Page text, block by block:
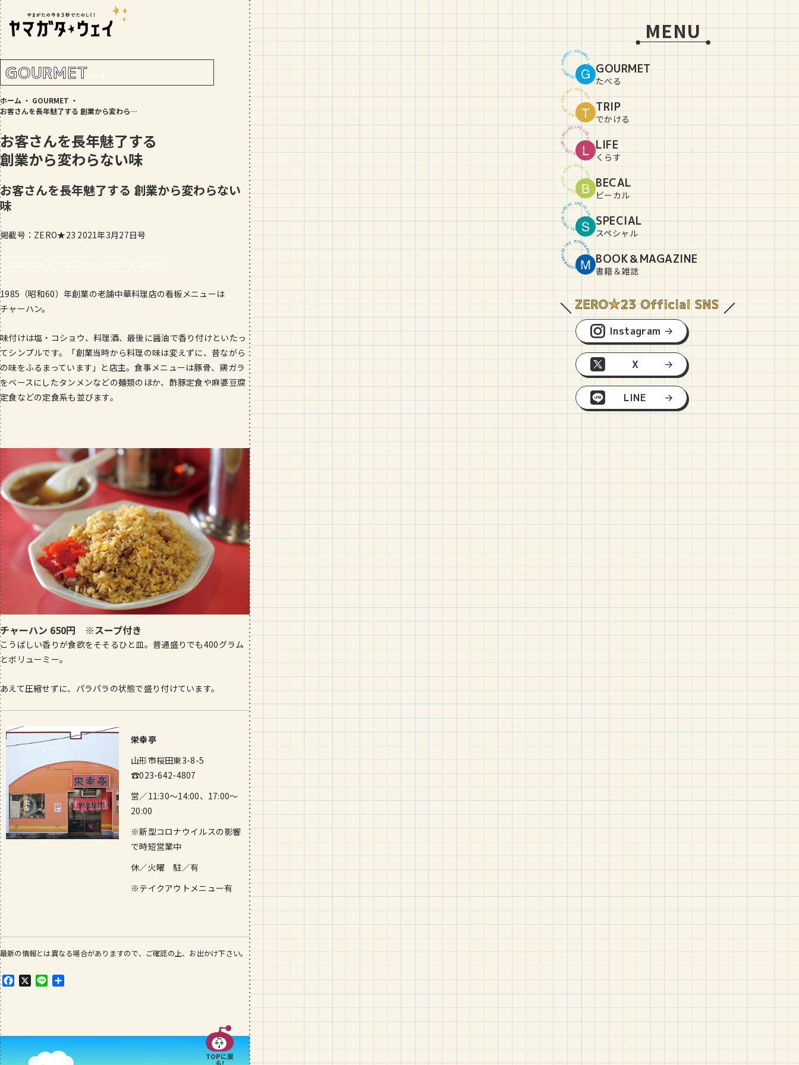
RANKING!
地元民が選ぶ山形県ラーメン人気店
【30選】ランキング付き
GOURMET
おすすめ！山形のそば【23選】地元民
の人気ランキング付！～日刊ヤマガタ
ウェイが厳選
GOURMET
せセットも！
【写真付き】山寺の階段はきつい？階
段数や所要時間をご紹介！
GOURMET
_vol.1
MENU
GOURME
T
G
O
U
R
M
E
T
G
O
U
R
M
E
T
G
O
U
RMET
GOURMET
たべる
TRIPT
RI
P
T
R
P
T
R
T
R
I
P
T
R
I
P
T
R
I
P
T
RIP
TRIP
でかける
LIFEL
IF
E
L
F
L
I
FE
F
E
L
I
F
E
L
I
F
E
L
IF
E
LIFE
LIFE
くらす
BECA
L
BE
C
A
L
B
E
C
A
B
E
C
A
L
B
E
C
A
L
BE
CAL
BECAL
ビーカル
SPECI
A
L
SP
E
C
A
L
S
P
CI
A
L
S
P
E
C
I
A
L
SP
E
CIAL
SPECIAL
スペシャル
BOOK
&M
A
G
A
Z
I
N
E
B
O
O
K
&
M
A
G
A
Z
I
NE
BOOK＆MAGAZINE
書籍＆雑誌
Instagram
X
LINE
GOURMET たべる
ホーム ・ GOURMET ・
お客さんを長年魅了する 創業から変わらない味
お客さんを長年魅了する
創業から変わらない味
お客さんを長年魅了する 創業から変わらない
味
掲載号：ZERO★23 2021年3月27日号
ZERO☆23 グルメアワード2021 山形市
1985（昭和60）年創業の老舗中華料理店の看板メニューは
チャーハン。
味付けは塩・コショウ、料理酒、最後に醤油で香り付けといたっ
てシンプルです。「創業当時から料理の味は変えずに、昔ながら
の味をふるまっています」と店主。食事メニューは豚骨、鶏ガラ
をベースにしたタンメンなどの麺類のほか、酢豚定食や麻婆豆腐
定食などの定食系も並びます。
チャーハン 650円 ※スープ付き
こうばしい香りが食欲をそそるひと皿。普通盛りでも400グラム
とボリューミー。
あえて圧縮せずに、パラパラの状態で盛り付けています。
栄幸亭
山形市桜田東3-8-5
☎023-642-4807
営／11:30〜14:00、17:00〜
20:00
※新型コロナウイルスの影響
で時短営業中
休／火曜 駐／有
※テイクアウトメニュー有
最新の情報とは異なる場合がありますので、ご確認の上、お出かけ下さい。
F
o
o
X
L
TOPに戻
る!